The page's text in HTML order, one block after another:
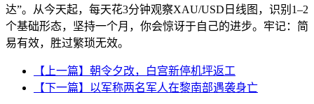
达”。从今天起，每天花3分钟观察XAU/USD日线图，识别1–2
个基础形态，坚持一个月，你会惊讶于自己的进步。牢记：简
易有效，胜过繁琐无效。
【上一篇】朝令夕改，白宫新停机坪返工
【下一篇】以军称两名军人在黎南部遇袭身亡